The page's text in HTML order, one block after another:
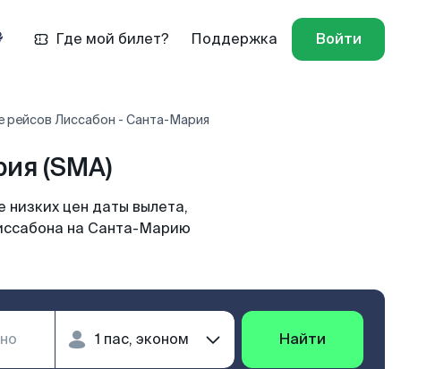
Где мой билет? Поддержка Войти
рейсов Лиссабон - Санта-Мария
(SMA)
цен даты вылета,
на Санта-Марию
Найти